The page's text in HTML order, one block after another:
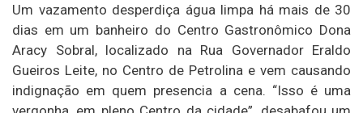
Um vazamento desperdiça água limpa há mais de 30
dias em um banheiro do Centro Gastronômico Dona
Aracy Sobral, localizado na Rua Governador Eraldo
Gueiros Leite, no Centro de Petrolina e vem causando
indignação em quem presencia a cena. “Isso é uma